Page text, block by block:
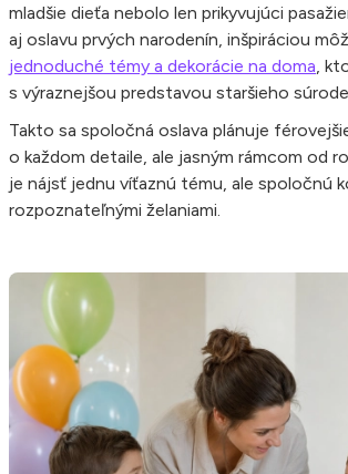
mladšie dieťa nebolo len prikyvujúci
aj oslavu prvých narodenín, inšpiráciou
jednoduché témy a dekorácie na doma ,
s výraznejšou predstavou staršieho
Takto sa spoločná oslava plánuje
o každom detaile, ale jasným rámcom od
je nájsť jednu víťaznú tému, ale spoločnú
rozpoznateľnými želaniami.